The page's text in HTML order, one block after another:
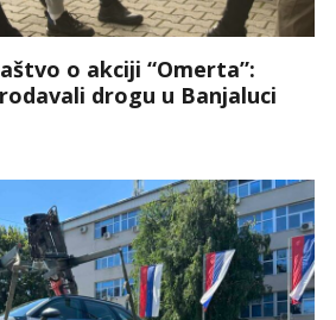
o akciji “Omerta”:
drogu u Banjaluci